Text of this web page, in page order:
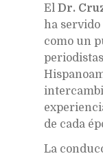
El Dr.
ha
como un
de cada
La